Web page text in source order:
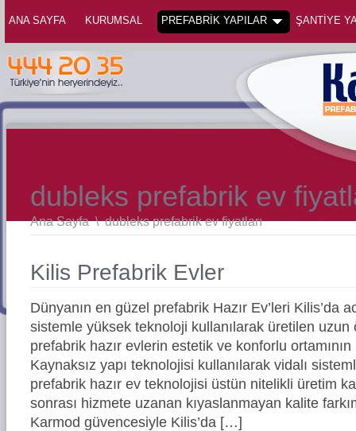
ANA SAYFA KURUMSAL PREFABRİK YAPILAR ŞANTİYE
dubleks prefabrik ev
Ana Sayfa \dubleks prefabrik ev fiyatları
Kilis Prefabrik Evler
Dünyanın en güzel prefabrik Hazır Ev’leri Kilis’da
sistemle yüksek teknoloji kullanılarak üretilen
prefabrik hazır evlerin estetik ve konforlu ortamının
Kaynaksız yapı teknolojisi kullanılarak vidalı
prefabrik hazır ev teknolojisi üstün nitelikli üretim
sonrası hizmete uzanan kıyaslanmayan kalite
Karmod güvencesiyle Kilis’da […]